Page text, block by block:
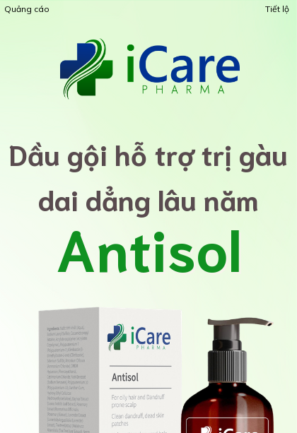
Dầu gội hỗ trợ trị gàu
dai dẳng lâu năm
Antisol
1 phút trước
Quảng cáo Tiết lộ